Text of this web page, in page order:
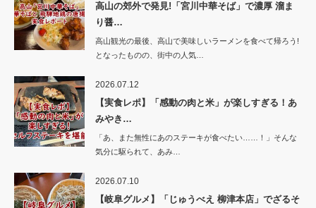
高山の郊外で発見!「宮川中華そば」で濃厚 溜ま
り醤…
高山観光の最後、高山で美味しいラーメンを食べて帰ろう!
となったものの、街中の人気…
2026.07.12
【実食レポ】「感動の肉と米」が楽しすぎる！あ
みやき…
「あ、また無性にあのステーキが食べたい……！」そんな
気分に駆られて、あみ…
2026.07.10
【岐阜グルメ】「じゅうべえ 柳津本店」でざるそ